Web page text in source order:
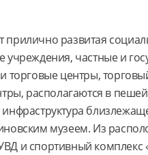
развитая
учреждения, частные и
торговые центры,
располагаются в
музеем. Из
и спортивный